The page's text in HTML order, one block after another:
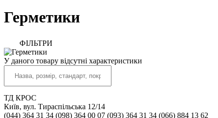
Герметики
ФIЛЬТРИ
У даного товару відсутні характеристики
ТД КРОС
Київ, вул. Тираспільська 12/14
(044) 364 31 34 (098) 364 00 07 (093) 364 31 34 (066) 884 13 62